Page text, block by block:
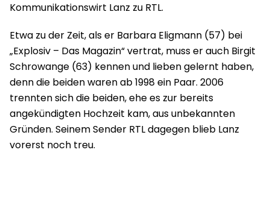
Kommunikationswirt Lanz zu RTL.
Etwa zu der Zeit, als er Barbara Eligmann (57) bei
„Explosiv – Das Magazin“ vertrat, muss er auch Birgit
Schrowange (63) kennen und lieben gelernt haben,
denn die beiden waren ab 1998 ein Paar. 2006
trennten sich die beiden, ehe es zur bereits
angekündigten Hochzeit kam, aus unbekannten
Gründen. Seinem Sender RTL dagegen blieb Lanz
vorerst noch treu.